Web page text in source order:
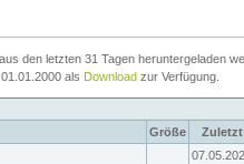
den letzten 31 Tagen heruntergeladen
als Download zur Verfügung.
Größe